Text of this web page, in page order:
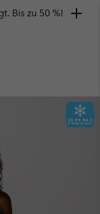
Bis zu 50 %!